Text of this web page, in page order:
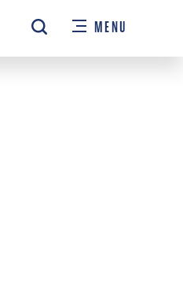
MENU